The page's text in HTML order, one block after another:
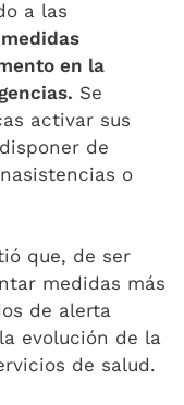
a las
medidas
en la
Se
activar sus
de
o
que, de ser
medidas más
de alerta
evolución de la
de salud.